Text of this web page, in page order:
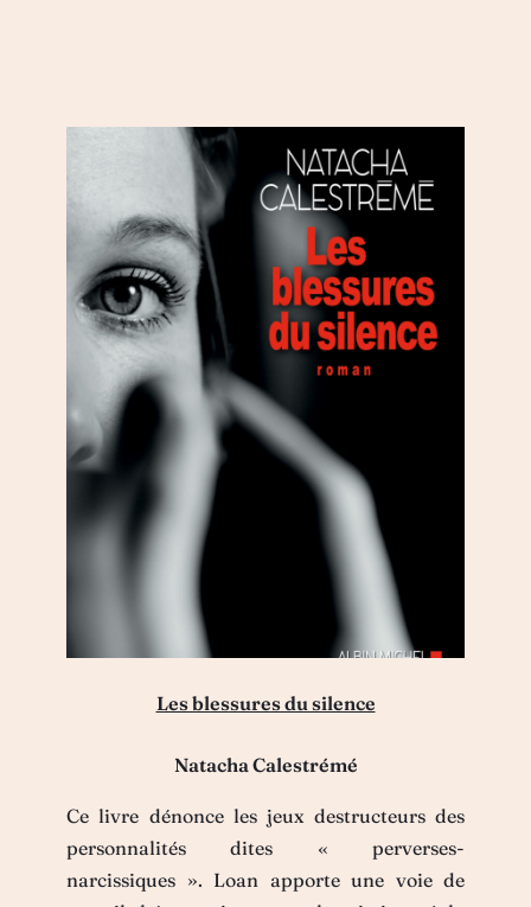
Les blessures du silence
Natacha Calestrémé
Ce livre dénonce les jeux destructeurs des
personnalités dites « perverses-
narcissiques ». Loan apporte une voie de